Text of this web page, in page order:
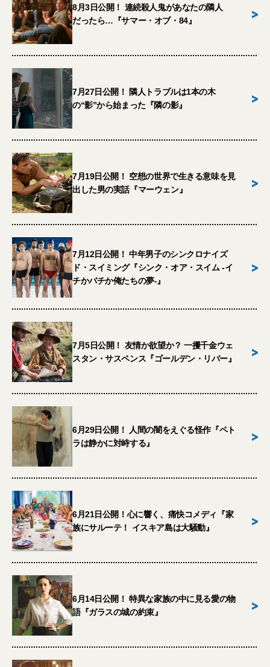
8月3日公開！ 連続殺人鬼があなたの隣人
だったら…『サマー・オブ・84』
>
7月27日公開！ 隣人トラブルは1本の木
の“影”から始まった『隣の影』
>
7月19日公開！ 空想の世界で生きる意味を見
出した男の実話『マーウェン』
>
7月12日公開！ 中年男子のシンクロナイズ
ド・スイミング『シンク・オア・スイム -イ
チかバチか俺たちの夢-』
>
7月5日公開！ 友情か欲望か？ 一攫千金ウェ
スタン・サスペンス『ゴールデン・リバー』
>
6月29日公開！ 人間の闇をえぐる怪作『ペト
ラは静かに対峙する』
>
6月21日公開！心に響く、痛快コメディ『家
族にサルーテ！ イスキア島は大騒動』
>
6月14日公開！ 特異な家族の中に見る愛の物
語『ガラスの城の約束』
>